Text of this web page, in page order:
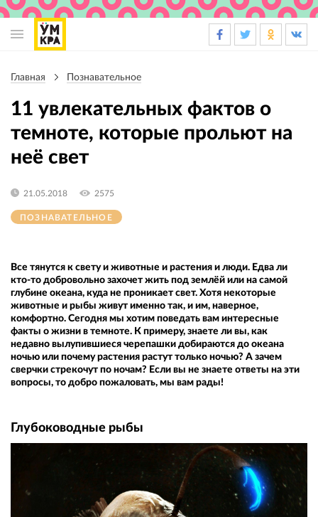
навигация
навигации
Главная Познавательное
11 увлекательных фактов о
темноте, которые прольют на
неё свет
ПОЗНАВАТЕЛЬНОЕ
21.05.2018 2575
Все тянутся к свету и животные и растения и люди. Едва ли
кто-то добровольно захочет жить под землёй или на самой
глубине океана, куда не проникает свет. Хотя некоторые
животные и рыбы живут именно так, и им, наверное,
комфортно. Сегодня мы хотим поведать вам интересные
факты о жизни в темноте. К примеру, знаете ли вы, как
недавно вылупившиеся черепашки добираются до океана
ночью или почему растения растут только ночью? А зачем
сверчки стрекочут по ночам? Если вы не знаете ответы на эти
вопросы, то добро пожаловать, мы вам рады!
Глубоководные рыбы